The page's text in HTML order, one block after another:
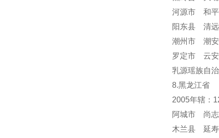
河源市 和
阳东县 清
潮州市 潮
罗定市 云
乳源瑶族自
8.黑龙江省
2005年辖：
阿城市 尚
木兰县 延